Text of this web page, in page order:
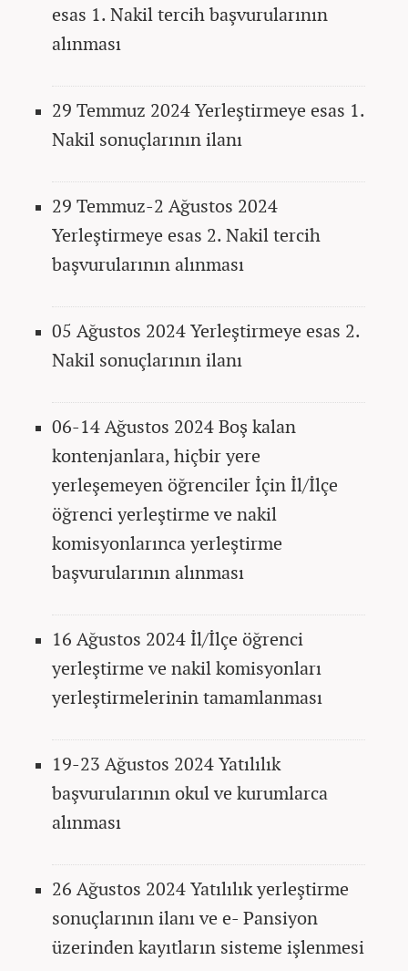
esas 1. Nakil tercih başvurularının
alınması
29 Temmuz 2024 Yerleştirmeye esas 1.
Nakil sonuçlarının ilanı
29 Temmuz-2 Ağustos 2024
Yerleştirmeye esas 2. Nakil tercih
başvurularının alınması
05 Ağustos 2024 Yerleştirmeye esas 2.
Nakil sonuçlarının ilanı
06-14 Ağustos 2024 Boş kalan
kontenjanlara, hiçbir yere
yerleşemeyen öğrenciler İçin İl/İlçe
öğrenci yerleştirme ve nakil
komisyonlarınca yerleştirme
başvurularının alınması
16 Ağustos 2024 İl/İlçe öğrenci
yerleştirme ve nakil komisyonları
yerleştirmelerinin tamamlanması
19-23 Ağustos 2024 Yatılılık
başvurularının okul ve kurumlarca
alınması
26 Ağustos 2024 Yatılılık yerleştirme
sonuçlarının ilanı ve e- Pansiyon
üzerinden kayıtların sisteme işlenmesi